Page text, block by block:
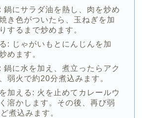
鍋にサラダ油を熱し、肉を炒め
き色がついたら、玉ねぎを加
するまで炒めます。
: じゃがいもとにんじんを加
めます。
鍋に水を加え、煮立ったらアク
弱火で約20分煮込みます。
加える: 火を止めてカレールウ
溶かします。その後、再び弱
煮込みます。